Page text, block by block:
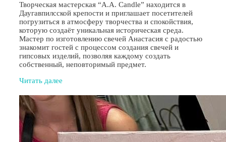
Творческая мастерская “A.A. Candle” находится в
Даугавпилсской крепости и приглашает посетителей
погрузиться в атмосферу творчества и спокойствия,
которую создаёт уникальная историческая среда.
Мастер по изготовлению свечей Анастасия с радостью
знакомит гостей с процессом создания свечей и
гипсовых изделий, позволяя каждому создать
собственный, неповторимый предмет.
Читать далее